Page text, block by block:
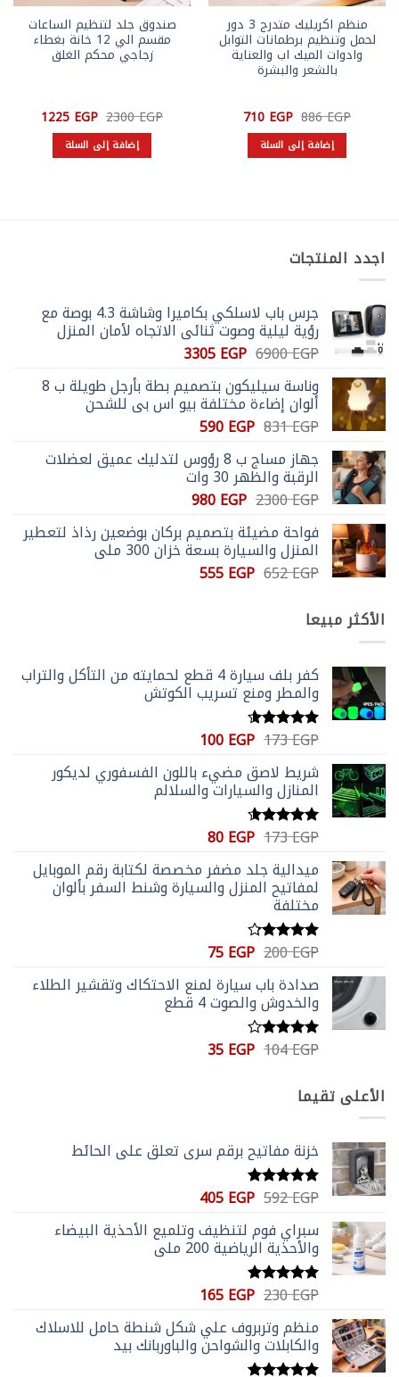
منظم اكريليك متدرج 3 دور
لحمل وتنظيم برطمانات التوابل
وادوات الميك اب والعناية
بالشعر والبشرة
886EGP السعر
الأصلي
هو:
886 EGP.
710EGP السعر
الحالي
هو: إضافة إلى السلة
صندوق جلد لتنظيم الساعات
مقسم الي 12 خانة بغطاء
زجاجي محكم الغلق
2300EGP السعر
الأصلي
هو:
2300 EGP.
1225EGP السعر
الحالي
إضافة إلى السلة
اجدد المنتجات
جرس باب لاسلكي بكاميرا وشاشة 4.3 بوصة مع
رؤية ليلية وصوت ثنائي الاتجاه لأمان المنزل
6900EGP السعر
الأصلي
هو:
6900 EGP.
3305EGP السعر
هو:
3305 EGP.
وناسة سيليكون بتصميم بطة بأرجل طويلة ب 8
ألوان إضاءة مختلفة بيو اس بي للشحن
831EGP السعر
هو:
831 EGP.
590EGP السعر
هو:
590 EGP.
جهاز مساج ب 8 رؤوس لتدليك عميق لعضلات
الرقبة والظهر 30 وات
2300EGP السعر
هو:
2300 EGP.
980EGP السعر
الحالي
هو:
980 EGP.
فواحة مضيئة بتصميم بركان بوضعين رذاذ لتعطير
المنزل والسيارة بسعة خزان 300 ملي
652EGP السعر555EGP السعر
الأكثر مبيعا
كفر بلف سيارة 4 قطع لحمايته من التأكل والتراب
والمطر ومنع تسريب الكوتش
تم التقييم
173EGP السعر
هو:
173 EGP.
100EGP السعر
هو:
100 EGP.
شريط لاصق مضيء باللون الفسفوري لديكور
المنازل والسيارات والسلالم
تم التقييم
173EGP السعر
هو:
173 EGP.
80EGP السعر
هو:
80 EGP.
ميدالية جلد مضفر مخصصة لكتابة رقم الموبايل
لمفاتيح المنزل والسيارة وشنط السفر بألوان
مختلفة
تم التقييم
200EGP السعر
هو:
200 EGP.
75EGP السعر
هو:
75 EGP.
صدادة باب سيارة لمنع الاحتكاك وتقشير الطلاء
والخدوش والصوت 4 قطع
تم
5
104EGP السعر35EGP السعر
الأعلى تقيما
خزنة مفاتيح برقم سري تعلق علي الحائط
تم التقييم
592EGP السعر
هو:
592 EGP.
405EGP السعر
هو:
405 EGP.
سبراي فوم لتنظيف وتلميع الأحذية البيضاء
والأحذية الرياضية 200 ملي
تم التقييم
230EGP السعر
هو:
230 EGP.
165EGP السعر
الحالي
هو:
165 EGP.
منظم وتربروف علي شكل شنطة حامل للاسلاك
والكابلات والشواحن والباوربانك بيد